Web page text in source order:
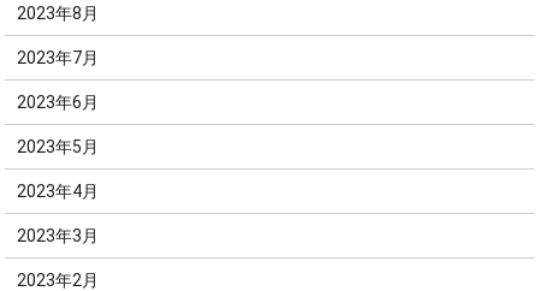
2023年8月
2023年7月
2023年6月
2023年5月
2023年4月
2023年3月
2023年2月